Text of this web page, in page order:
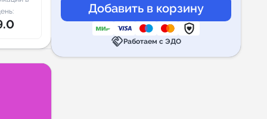
handshakeРаботаем с ЭДО